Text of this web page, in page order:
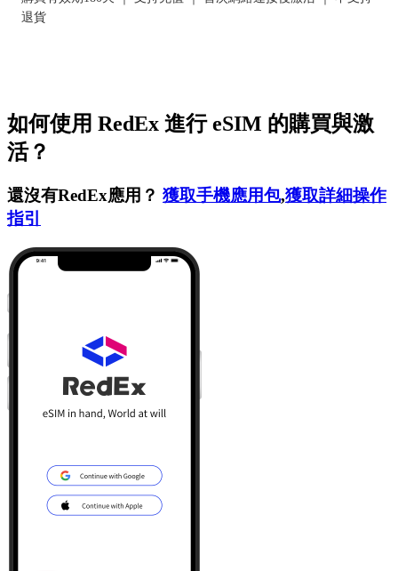
退貨
如何使用 RedEx 進行 eSIM 的購買與激
活？
還沒有RedEx應用？ 獲取手機應用包,獲取詳細操作
指引